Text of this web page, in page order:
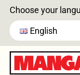
Choose your
English